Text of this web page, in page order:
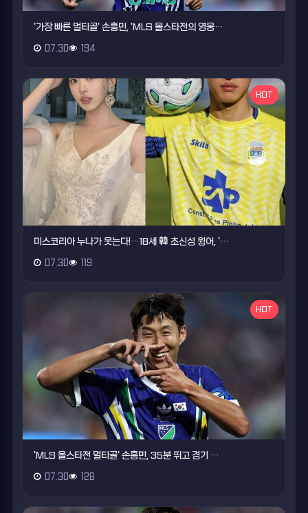
'가장 빠른 멀티골' 손흥민, 'MLS 올스타전의 영웅…
07.30 194
HOT
미스코리아 누나가 웃는다!…18세 韓 초신성 윙어, '…
07.30 119
HOT
'MLS 올스타전 멀티골' 손흥민, 35분 뛰고 경기 …
07.30 128